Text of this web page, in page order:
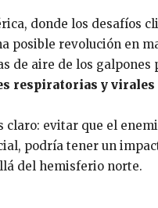
donde los desafíos
posible revolución en
de aire de los
respiratorias y virales
claro: evitar que el
podría tener un
del hemisferio norte.